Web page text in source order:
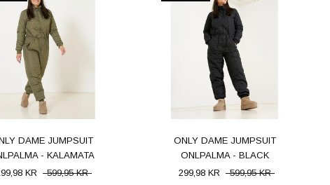
DAME JUMPSUIT
- KALAMATA
KR
599,95 KR
ONLY DAME JUMPSUIT
ONLPALMA - BLACK
299,98 KR
599,95 KR